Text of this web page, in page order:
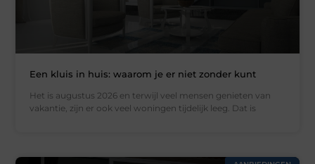
Een kluis in huis: waarom je er niet zonder kunt
Het is augustus 2026 en terwijl veel mensen genieten van
vakantie, zijn er ook veel woningen tijdelijk leeg. Dat is